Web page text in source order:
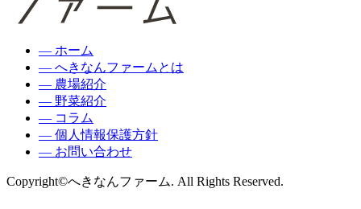
― ホーム
― へきなんファームとは
― 農場紹介
― 野菜紹介
― コラム
― 個人情報保護方針
― お問い合わせ
Copyright©へきなんファーム. All Rights Reserved.